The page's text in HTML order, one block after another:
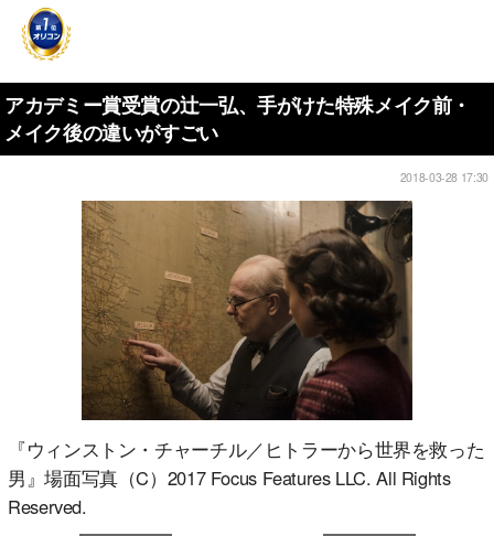
アカデミー賞受賞の辻一弘、手がけた特殊メイク前・
メイク後の違いがすごい
2018-03-28 17:30
『ウィンストン・チャーチル／ヒトラーから世界を救った
男』場面写真（C）2017 Focus Features LLC. All Rights
Reserved.